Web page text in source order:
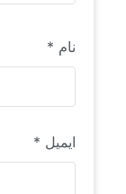
نام *
ایمیل *